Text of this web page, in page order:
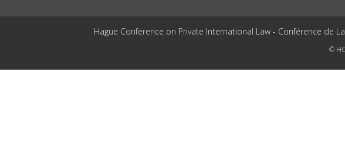
Hague Conference on Private International Law - Conférence de
©